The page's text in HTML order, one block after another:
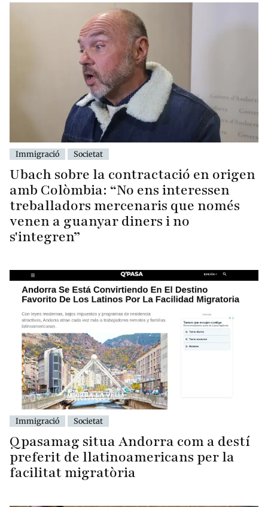
Immigració Societat
Ubach sobre la contractació en origen
amb Colòmbia: “No ens interessen
treballadors mercenaris que només
venen a guanyar diners i no
s'integren”
Immigració Societat
Qpasamag situa Andorra com a destí
preferit de llatinoamericans per la
facilitat migratòria